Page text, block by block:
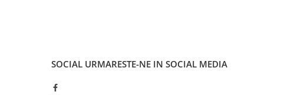
SOCIAL URMARESTE-NE IN SOCIAL MEDIA